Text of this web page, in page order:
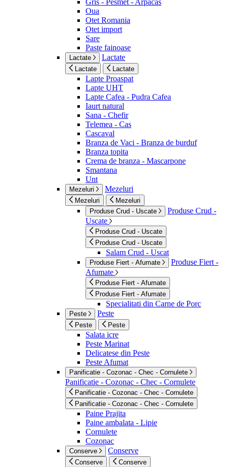
Gris - Pesmet - Arpacas
Oua
Otet Romania
Otet import
Sare
Paste fainoase
Lactate Lactate
Lactate Lactate
Lapte Proaspat
Lapte UHT
Lapte Cafea - Pudra Cafea
Iaurt natural
Sana - Chefir
Telemea - Cas
Cascaval
Branza de Vaci - Branza de burduf
Branza topita
Crema de branza - Mascarpone
Smantana
Unt
Mezeluri Mezeluri
Mezeluri
Mezeluri
Produse Crud - Uscate
Produse Crud -
Uscate
Produse Crud - Uscate
Produse Crud - Uscate
Salam Crud - Uscat
Produse Fiert - Afumate
Produse Fiert -
Afumate
Produse Fiert - Afumate
Produse Fiert - Afumate
Specialitati din Carne de Porc
Peste Peste
Peste Peste
Salata icre
Peste Marinat
Delicatese din Peste
Peste Afumat
Panificatie - Cozonac - Chec - Cornulete
Panificatie - Cozonac - Chec - Cornulete
Panificatie - Cozonac - Chec - Cornulete
Panificatie - Cozonac - Chec - Cornulete
Paine Prajita
Paine ambalata - Lipie
Cornulete
Cozonac
Conserve Conserve
Conserve Conserve